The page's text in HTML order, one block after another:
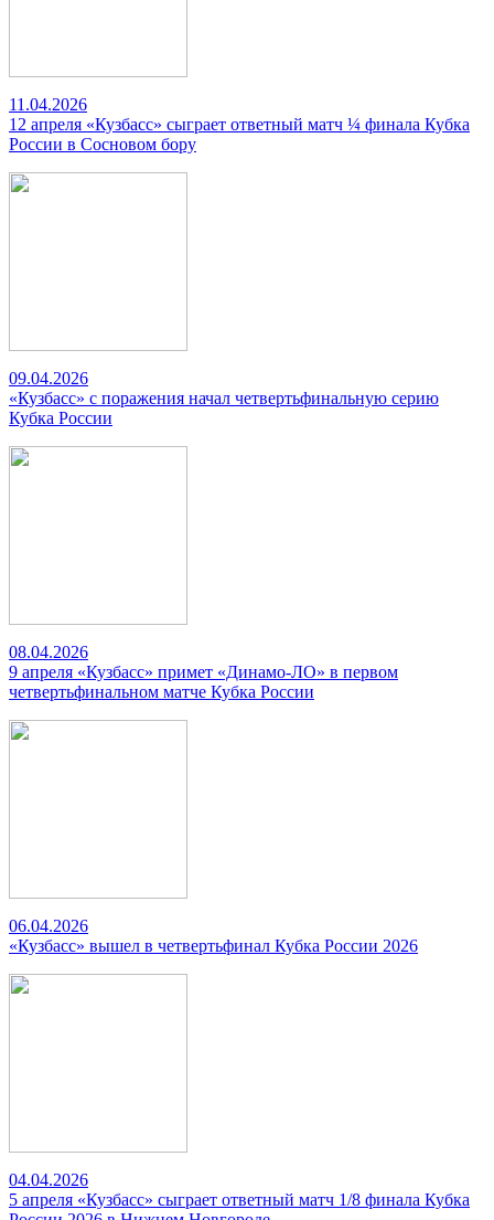
11.04.2026
12 апреля «Кузбасс» сыграет ответный матч ¼ финала Кубка
России в Сосновом бору
09.04.2026
«Кузбасс» с поражения начал четвертьфинальную серию
Кубка России
08.04.2026
9 апреля «Кузбасс» примет «Динамо-ЛО» в первом
четвертьфинальном матче Кубка России
06.04.2026
«Кузбасс» вышел в четвертьфинал Кубка России 2026
04.04.2026
5 апреля «Кузбасс» сыграет ответный матч 1/8 финала Кубка